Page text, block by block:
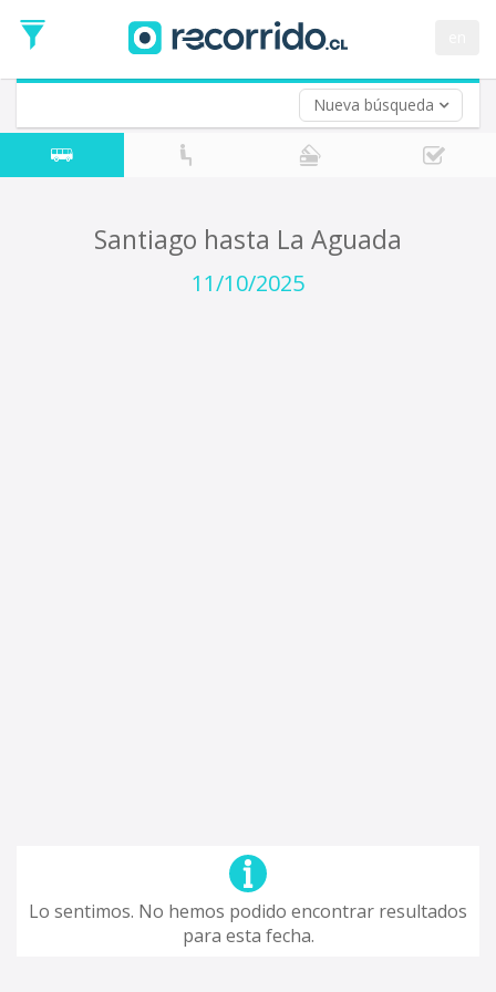
Nueva búsqueda
de
Ida
Vuelta (opcional)
Fecha
de
Santiago hasta La Aguada
11/10/2025
Lo sentimos. No hemos podido encontrar resultados
para esta fecha.